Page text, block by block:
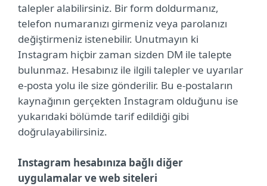
talepler alabilirsiniz. Bir form doldurmanız,
telefon numaranızı girmeniz veya parolanızı
değiştirmeniz istenebilir. Unutmayın ki
Instagram hiçbir zaman sizden DM ile talepte
bulunmaz. Hesabınız ile ilgili talepler ve uyarılar
e-posta yolu ile size gönderilir. Bu e-postaların
kaynağının gerçekten Instagram olduğunu ise
yukarıdaki bölümde tarif edildiği gibi
doğrulayabilirsiniz.
Instagram hesabınıza bağlı diğer
uygulamalar ve web siteleri